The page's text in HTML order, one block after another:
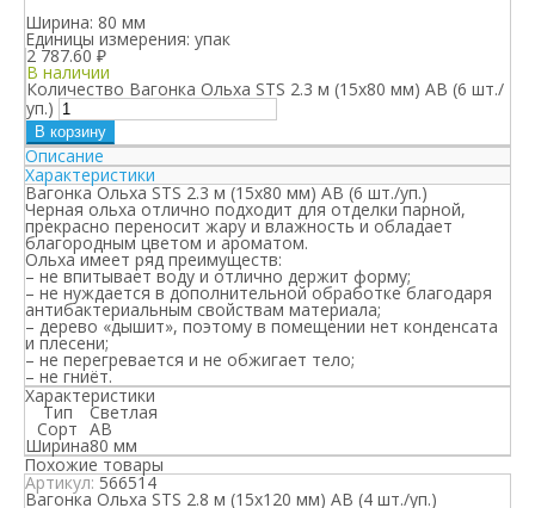
Ширина: 80 мм
Единицы измерения: упак
2 787.60 ₽
В наличии
Количество Вагонка Ольха STS 2.3 м (15х80 мм) АВ (6 шт./
уп.)
В корзину
Описание
Характеристики
Вагонка Ольха STS 2.3 м (15х80 мм) АВ (6 шт./уп.)
Черная ольха отлично подходит для отделки парной,
прекрасно переносит жару и влажность и обладает
благородным цветом и ароматом.
Ольха имеет ряд преимуществ:
– не впитывает воду и отлично держит форму;
– не нуждается в дополнительной обработке благодаря
антибактериальным свойствам материала;
– дерево «дышит», поэтому в помещении нет конденсата
и плесени;
– не перегревается и не обжигает тело;
– не гниёт.
Характеристики
Тип Светлая
Сорт АВ
Ширина80 мм
Похожие товары
Артикул:566514
Вагонка Ольха STS 2.8 м (15х120 мм) АВ (4 шт./уп.)